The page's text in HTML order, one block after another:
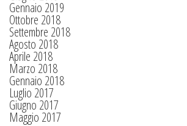
Gennaio 2019
Ottobre 2018
Settembre 2018
Agosto 2018
Aprile 2018
Marzo 2018
Gennaio 2018
Luglio 2017
Giugno 2017
Maggio 2017